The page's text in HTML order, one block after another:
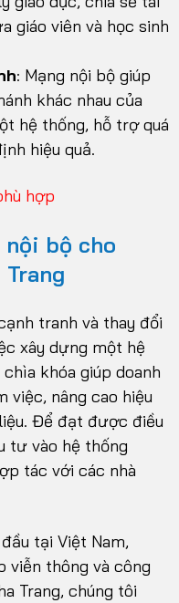
giáo viên và học sinh
: Mạng nội bộ giúp
khác nhau của
hệ thống, hỗ trợ quá
hiệu quả.
hợp
bộ cho
tranh và thay đổi
xây dựng một hệ
khóa giúp doanh
việc, nâng cao hiệu
Để đạt được điều
tư vào hệ thống
tác với các nhà
tại Việt Nam,
viễn thông và công
Trang, chúng tôi